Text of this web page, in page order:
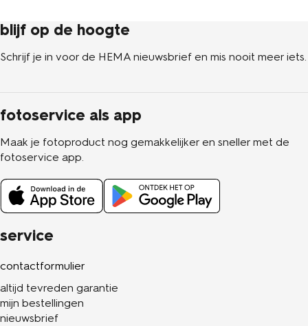
service
contactformulier
altijd tevreden garantie
mijn bestellingen
nieuwsbrief
blijf op de hoogte
Schrijf je in voor de HEMA nieuwsbrief en mis nooit meer iets.
fotoservice als app
Maak je fotoproduct nog gemakkelijker en sneller met de
fotoservice app.